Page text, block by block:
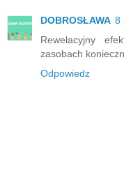
DOBROSŁAWA 8
Rewelacyjny
zasobach
Odpowiedz